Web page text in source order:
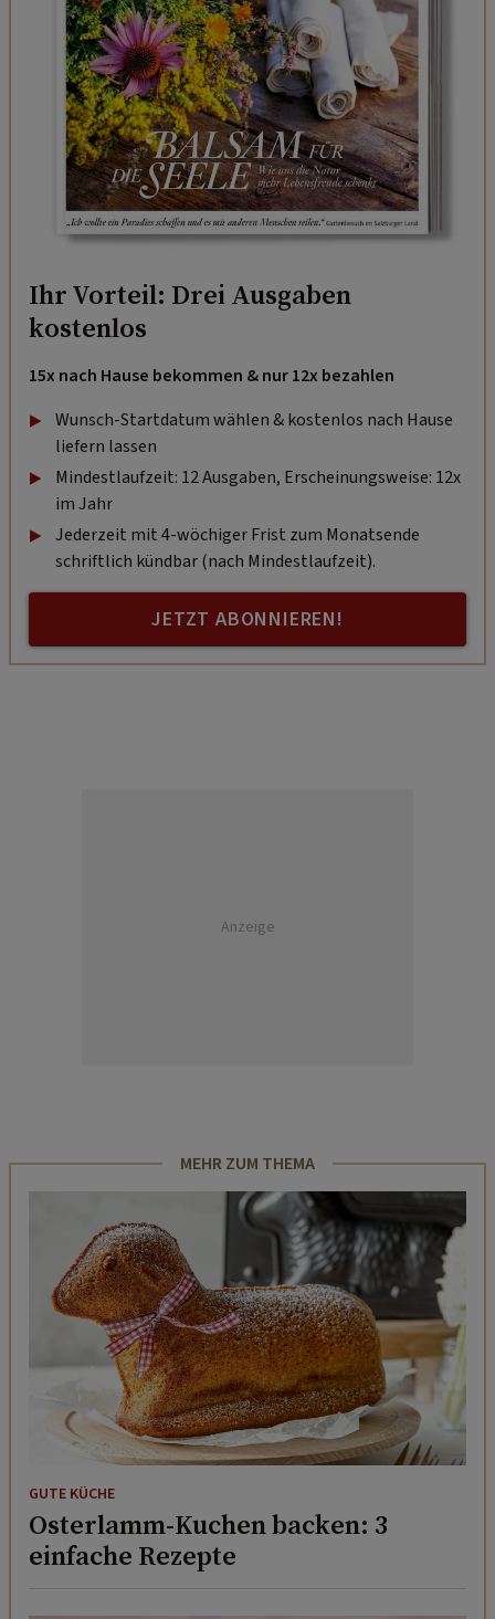
Ihr Vorteil: Drei Ausgaben
kostenlos
15x nach Hause bekommen & nur 12x bezahlen
Wunsch-Startdatum wählen & kostenlos nach Hause
liefern lassen
Mindestlaufzeit: 12 Ausgaben, Erscheinungsweise: 12x
im Jahr
Jederzeit mit 4-wöchiger Frist zum Monatsende
schriftlich kündbar (nach Mindestlaufzeit).
JETZT ABONNIEREN!
Anzeige
MEHR ZUM THEMA
GUTE KÜCHE
Osterlamm-Kuchen backen: 3
einfache Rezepte